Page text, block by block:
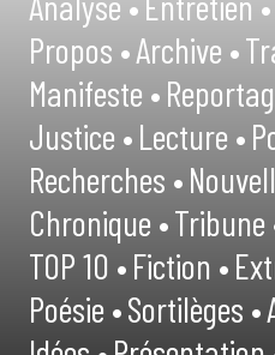
Propos •Archive •
Manifeste •
Justice •Lecture •
Recherches •
Chronique •Tribune
TOP 10 •Fiction •
Poésie •Sortilèges •